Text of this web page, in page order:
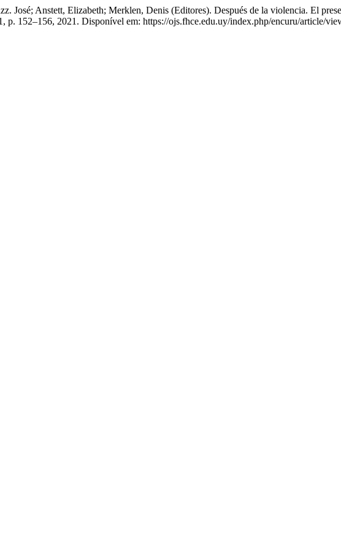
José; Anstett, Elizabeth; Merklen, Denis (Editores). Después de la violencia. El
p. 152–156, 2021. Disponível em: https://ojs.fhce.edu.uy/index.php/encuru/article/